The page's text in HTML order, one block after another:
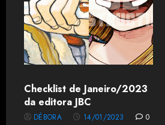
Checklist de Janeiro/2023
da editora JBC
DÉBORA 14/01/2023 0